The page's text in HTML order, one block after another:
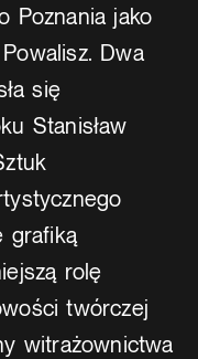
Poznania jako
Dwa
się
Stanisław
grafiką
rolę
twórczej
witrażownictwa